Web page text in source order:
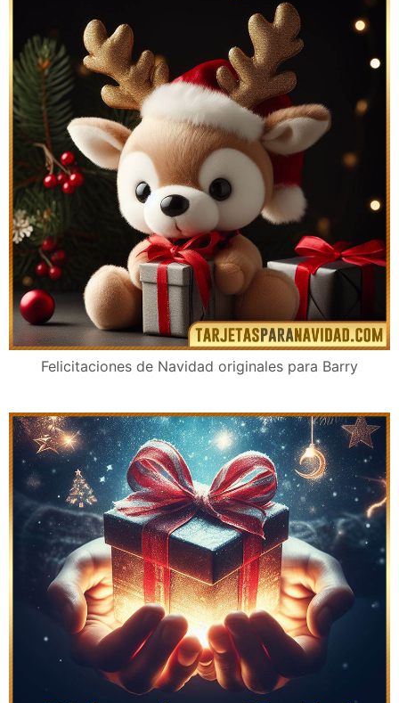
Felicitaciones de Navidad originales para Barry